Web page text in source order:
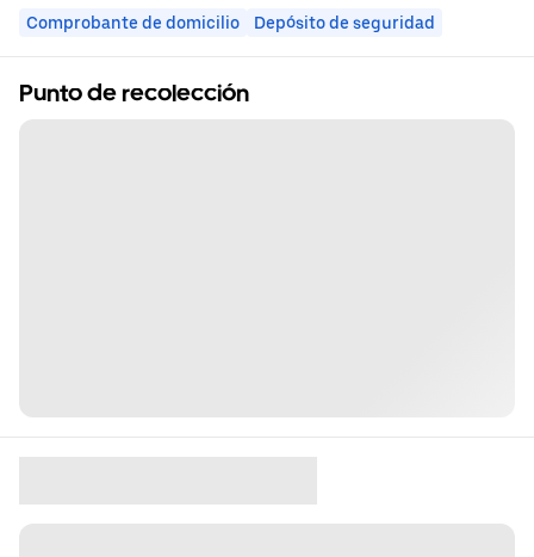
Comprobante de domicilio Depósito de seguridad
Punto de recolección